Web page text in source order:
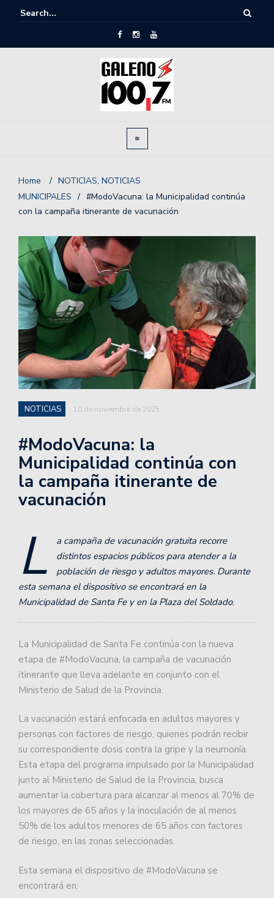
Home / NOTICIAS, NOTICIAS
MUNICIPALES / #ModoVacuna: la Municipalidad continúa
con la campaña itinerante de vacunación
NOTICIAS 10 de noviembre de 2025
#ModoVacuna: la
Municipalidad continúa con
la campaña itinerante de
vacunación
L
a campaña de vacunación gratuita recorre
distintos espacios públicos para atender a la
población de riesgo y adultos mayores. Durante
esta semana el dispositivo se encontrará en la
Municipalidad de Santa Fe y en la Plaza del Soldado.
La Municipalidad de Santa Fe continúa con la nueva
etapa de #ModoVacuna, la campaña de vacunación
itinerante que lleva adelante en conjunto con el
Ministerio de Salud de la Provincia.
La vacunación estará enfocada en adultos mayores y
personas con factores de riesgo, quienes podrán recibir
su correspondiente dosis contra la gripe y la neumonía.
Esta etapa del programa impulsado por la Municipalidad
junto al Ministerio de Salud de la Provincia, busca
aumentar la cobertura para alcanzar al menos al 70% de
los mayores de 65 años y la inoculación de al menos
50% de los adultos menores de 65 años con factores
de riesgo, en las zonas seleccionadas.
Esta semana el dispositivo de #ModoVacuna se
encontrará en: